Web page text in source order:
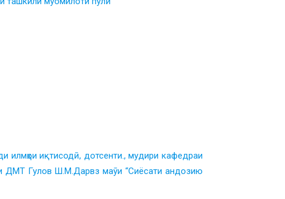
илмҳои иқтисодӣ, дотсенти., мудири кафедраи
ДМТ Гулов Ш.М.Дарвз маӯи “Сиёсати андозию